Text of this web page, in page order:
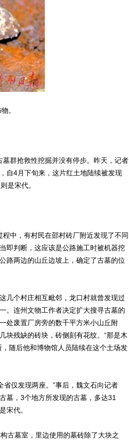
。
群抢救性挖掘并没有停步。昨天，记者
自4月下旬来，这片红土地陆续被发现
是宋代。
，有村民在邵村砖厂附近发现了不同
即判断，这应该是公路施工时被机器挖
路两边的山丘边坡上，确定了古墓的位
个村庄相互毗邻，龙口村就曾发现过
。连州文物工作者决定扩大搜寻古墓的
处废置厂房旁的数千平方米小山丘附
块残缺的砖块，砖侧刻有花纹。“那是木
随后他和博物馆人员陆续在这个土场发
仅发现两座。”事后，魏文石向记者
墓，3个地方所发现的古墓，多达31
宋代。
墓室，里边使用的墓砖除了大块之